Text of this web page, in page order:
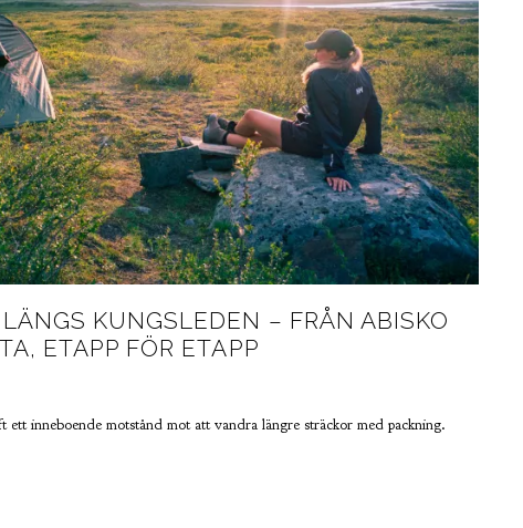
KUNGSLEDEN – FRÅN ABISKO
ETAPP FÖR ETAPP
ett inneboende motstånd mot att vandra längre sträckor med packning.